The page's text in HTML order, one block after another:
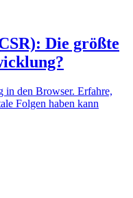
Die größte
in den Browser. Erfahre,
Folgen haben kann